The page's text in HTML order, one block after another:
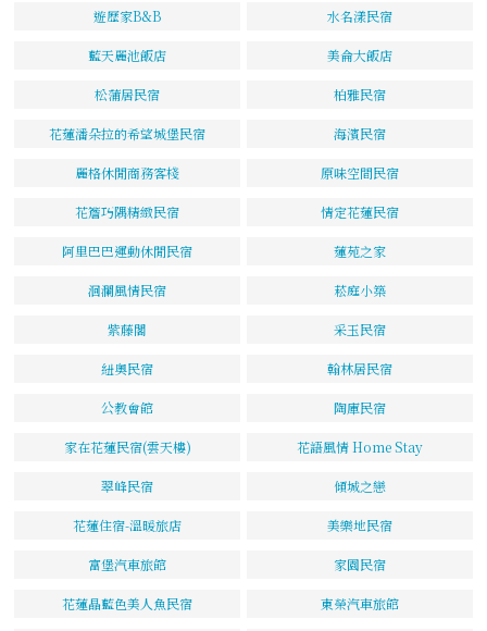
遊歷家B&B 水名漾民宿
藍天麗池飯店 美侖大飯店
松蒲居民宿 柏雅民宿
花蓮潘朵拉的希望城堡民宿 海濱民宿
麗格休閒商務客棧 原味空間民宿
花簷巧隅精緻民宿 情定花蓮民宿
阿里巴巴運動休閒民宿 蓮苑之家
洄瀾風情民宿 菘庭小築
紫藤閣 采玉民宿
紐奧民宿 翰林居民宿
公教會館 陶庫民宿
家在花蓮民宿(雲天樓) 花語風情 Home Stay
翠峰民宿 傾城之戀
花蓮住宿-溫暖旅店 美樂地民宿
富堡汽車旅館 家園民宿
花蓮晶藍色美人魚民宿 東榮汽車旅館